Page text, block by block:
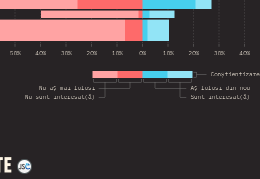
Nu sunt interesat(ă)
Nu aș mai folosi
Aș folosi din nou
Sunt interesat(ă)
Conștientizare
50% 40% 30% 20% 10% 0% 10% 20% 30% 40%